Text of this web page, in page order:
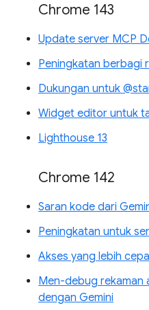
Chrome 143
Update server MCP
Peningkatan berbagi
Dukungan untuk
Widget editor untuk
Lighthouse 13
Chrome 142
Saran kode dari
Peningkatan untuk
Akses yang lebih
Men-debug rekaman
dengan Gemini